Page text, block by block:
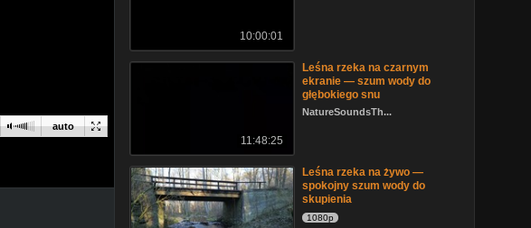
auto
10:00:01
11:48:25
Leśna rzeka na czarnym
ekranie — szum wody do
głębokiego snu
NatureSoundsTh...
Leśna rzeka na żywo —
spokojny szum wody do
skupienia
1080p